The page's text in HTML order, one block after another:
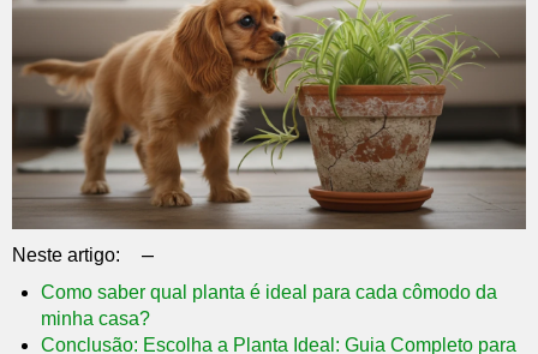
Neste artigo: –
Como saber qual planta é ideal para cada cômodo da
minha casa?
Conclusão: Escolha a Planta Ideal: Guia Completo para